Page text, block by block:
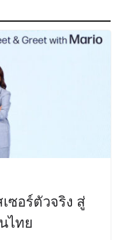
ซอร์ตัวจริง สู่
ไทย